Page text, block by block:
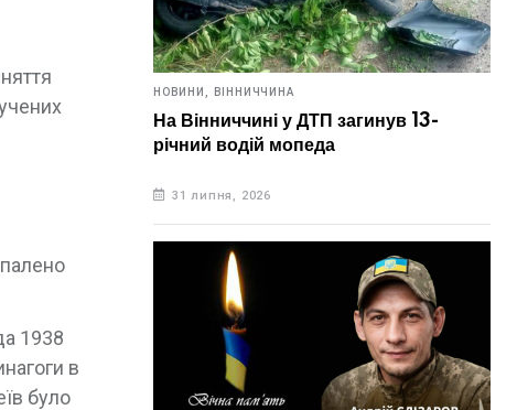
1938
в
було
НОВИНИ, ВІННИЧЧИНА
На Вінниччині у ДТП загинув 13-
річний водій мопеда
31 липня, 2026